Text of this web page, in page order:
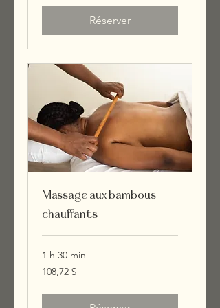
Réserver
Massage aux bambous
chauffants
1 h 30 min
108,72 dollars
canadiens
108,72 $